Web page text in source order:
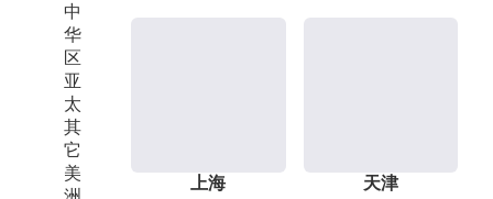
中
华
区
亚
太
其
它
美
上海 天津